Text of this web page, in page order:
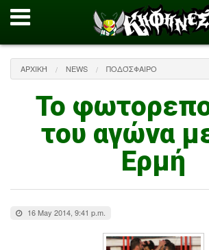
ΑΡΧΙΚΉ NEWS ΠΟΔΌΣΦΑΙΡΟ
Το
του αγώνα
Ερμή
16 May 2014, 9:41 p.m.